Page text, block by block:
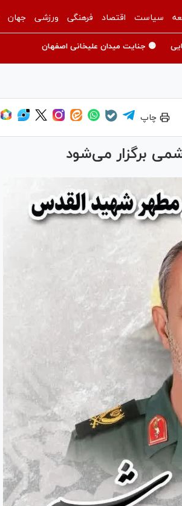
سیاست اقتصاد فرهنگی ورزشی جهان
🟡 جنایت میدان علیخانی اصفهان
چاپ
برگزار می‌شود